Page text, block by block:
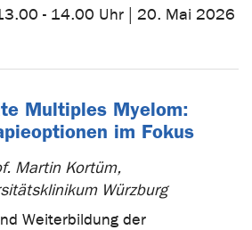
- 14.00 Uhr | 20. Mai 2026
Multiples Myelom:
im Fokus
Martin Kortüm,
Würzburg
Weiterbildung der